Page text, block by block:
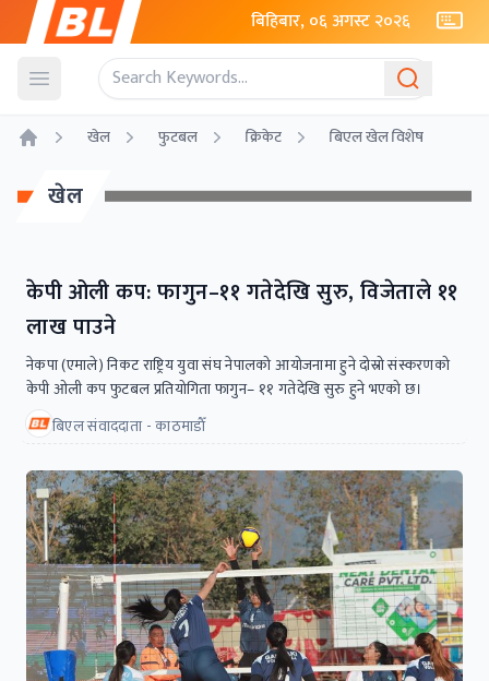
बिहिबार, ०६ अगस्ट २०२६
Open menu
खेल फुटबल क्रिकेट बिएल खेल विशेष
खेल
केपी ओली कप: फागुन–११ गतेदेखि सुरु, विजेताले ११
लाख पाउने
नेकपा (एमाले) निकट राष्ट्रिय युवा संघ नेपालको आयोजनामा हुने दोस्रो संस्करणको
केपी ओली कप फुटबल प्रतियोगिता फागुन– ११ गतेदेखि सुरु हुने भएको छ।
बिएल संवाददाता - काठमाडाैँ